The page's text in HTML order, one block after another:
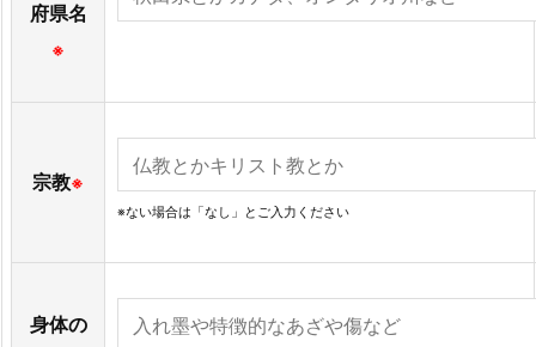
府県名
※
宗教※
※ない場合は「なし」とご入力ください
身体の